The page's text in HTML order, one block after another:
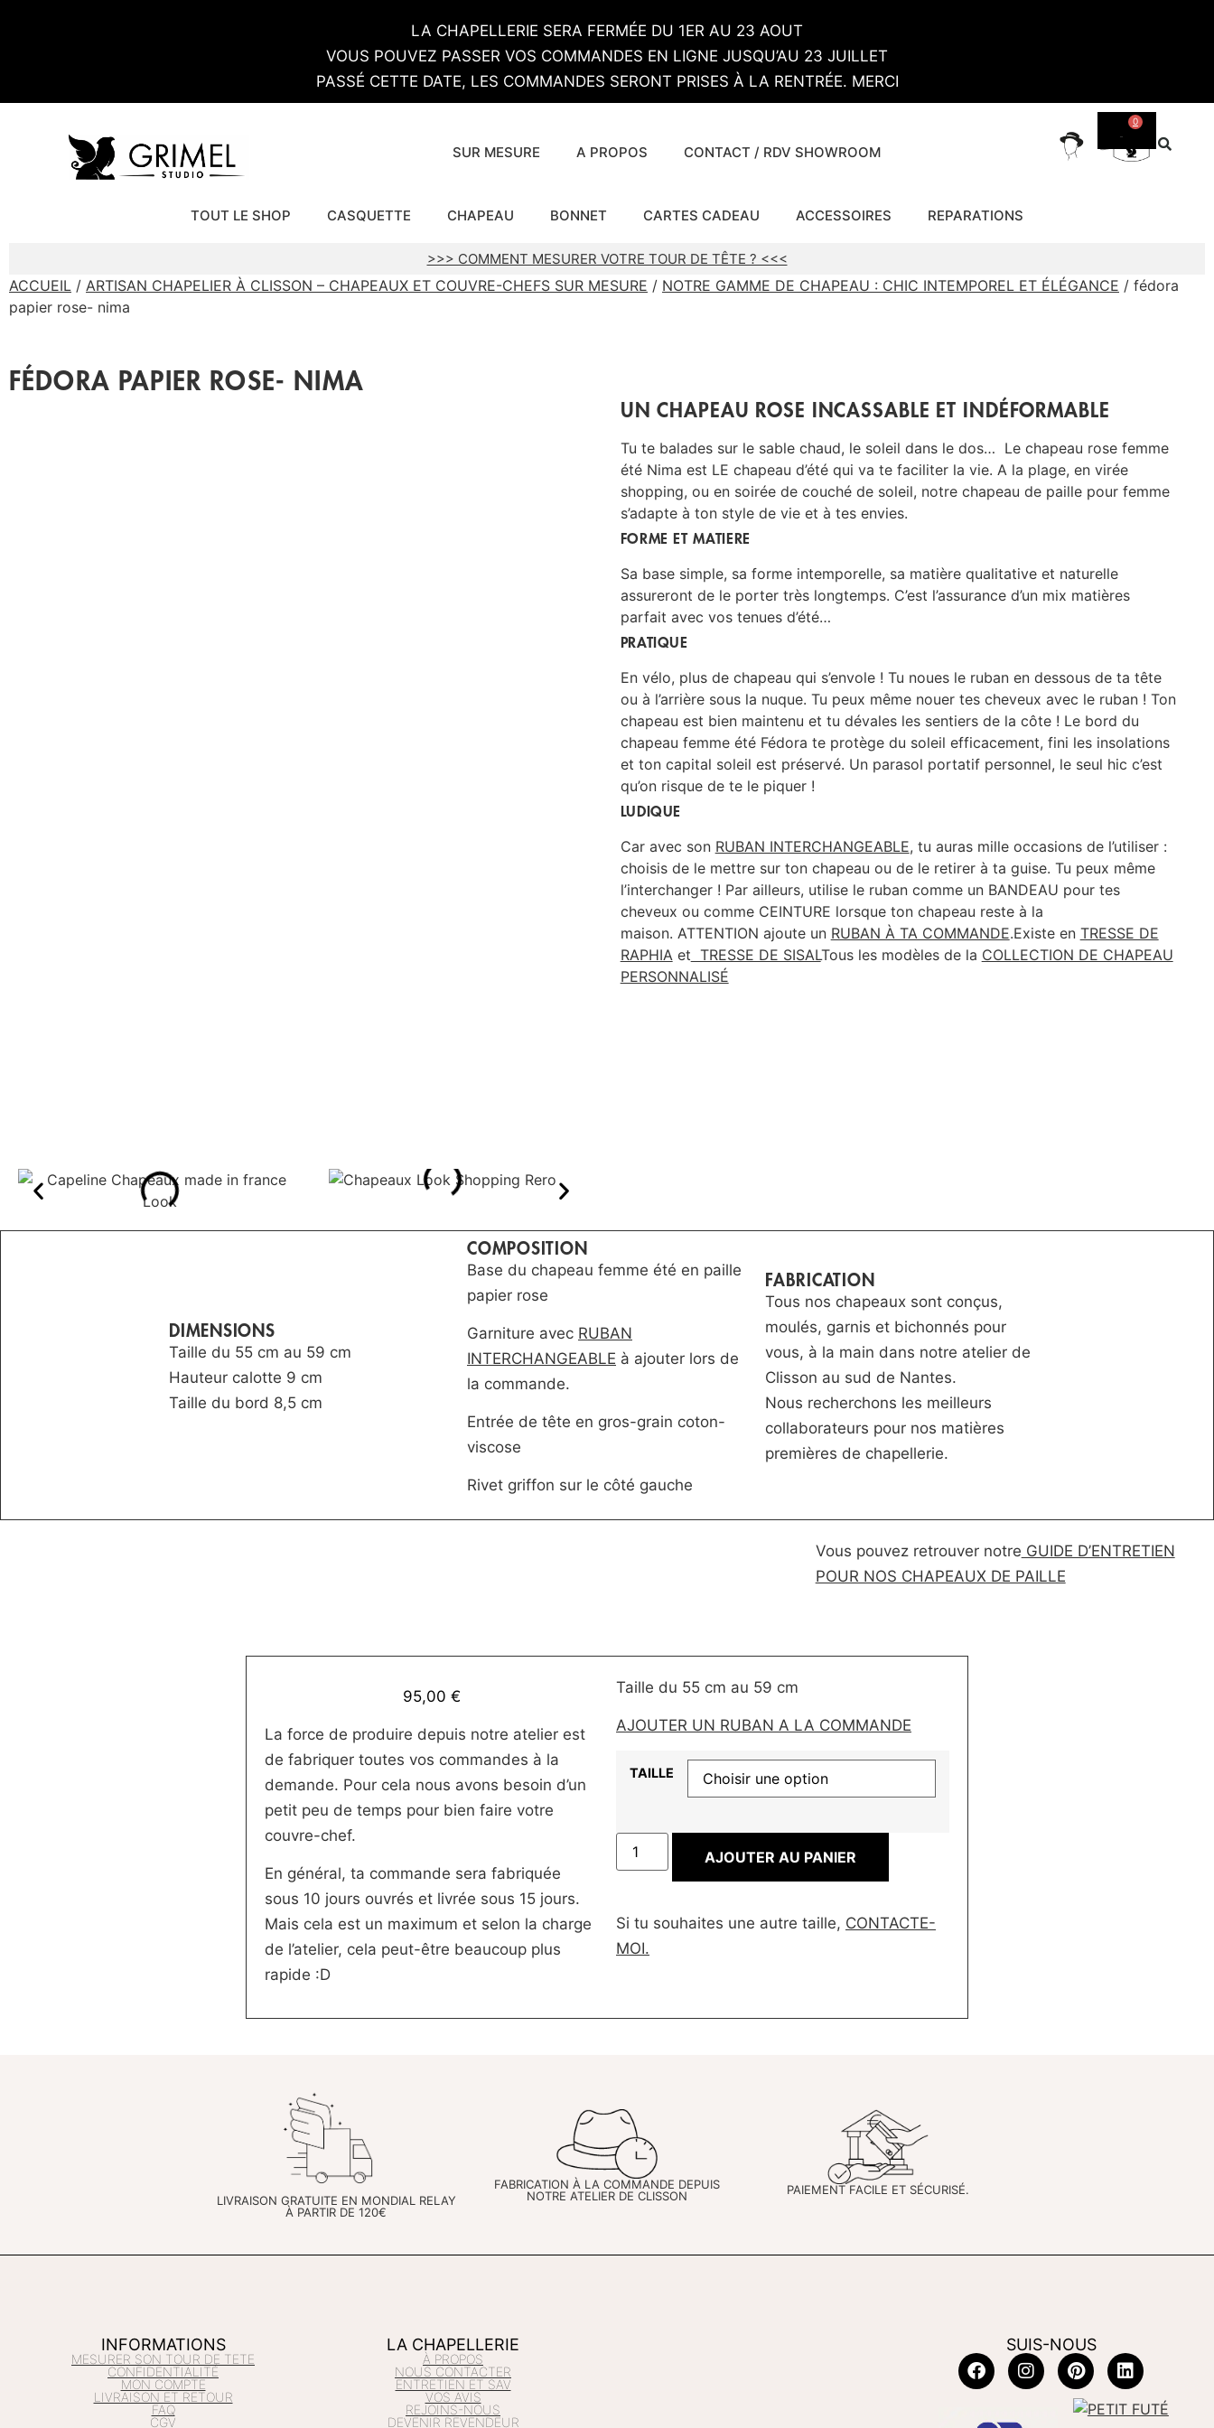
LA CHAPELLERIE SERA FERMÉE DU 1ER AU 23 AOUT
VOUS POUVEZ PASSER VOS COMMANDES EN LIGNE JUSQU’AU 23 JUILLET
PASSÉ CETTE DATE, LES COMMANDES SERONT PRISES À LA RENTRÉE. MERCI
SUR MESURE A PROPOS CONTACT / RDV SHOWROOM
0
TOUT LE SHOP CASQUETTE CHAPEAU BONNET CARTES CADEAU ACCESSOIRES REPARATIONS
>>> COMMENT MESURER VOTRE TOUR DE TÊTE ? <<<
ACCUEIL / ARTISAN CHAPELIER À CLISSON – CHAPEAUX ET COUVRE-CHEFS SUR MESURE / NOTRE GAMME DE CHAPEAU : CHIC INTEMPOREL ET ÉLÉGANCE / fédora
papier rose- nima
FÉDORA PAPIER ROSE- NIMA
UN CHAPEAU ROSE INCASSABLE ET INDÉFORMABLE
Tu te balades sur le sable chaud, le soleil dans le dos… Le chapeau rose femme
été Nima est LE chapeau d’été qui va te faciliter la vie. A la plage, en virée
shopping, ou en soirée de couché de soleil, notre chapeau de paille pour femme
s’adapte à ton style de vie et à tes envies.
FORME ET MATIERE
Sa base simple, sa forme intemporelle, sa matière qualitative et naturelle
assureront de le porter très longtemps. C’est l’assurance d’un mix matières
parfait avec vos tenues d’été…
PRATIQUE
En vélo, plus de chapeau qui s’envole ! Tu nouesle ruban en dessous de ta tête
ou à l’arrière sous la nuque. Tu peux même nouer tes cheveux avec le ruban ! Ton
chapeau est bien maintenu et tu dévales les sentiers de la côte ! Le bord du
chapeau femme été Fédora te protège du soleil efficacement, fini les insolations
et ton capital soleil est préservé. Un parasol portatif personnel, le seul hic c’est
qu’on risque de te le piquer !
LUDIQUE
Car avec son RUBAN INTERCHANGEABLE, tu auras mille occasions de l’utiliser :
choisis de le mettre sur ton chapeau ou de le retirer à ta guise. Tu peux même
l’interchanger ! Par ailleurs, utilise le ruban comme un BANDEAU pour tes
cheveux ou comme CEINTURE lorsque ton chapeau reste à la
maison. ATTENTION ajoute un RUBAN À TA COMMANDE.Existe en TRESSE DE
RAPHIAet TRESSE DE SISALTous les modèles de la COLLECTION DE CHAPEAU
PERSONNALISÉ
DIMENSIONS
Taille du 55 cm au 59 cm
Hauteur calotte 9 cm
Taille du bord 8,5 cm
COMPOSITION
Base du chapeau femme été en paille
papier rose
Garniture avec RUBAN
INTERCHANGEABLE à ajouter lors de
la commande.
Entrée de tête en gros-grain coton-
viscose
Rivet griffon sur le côté gauche
FABRICATION
Tous nos chapeaux sont conçus,
moulés, garnis et bichonnés pour
vous, à la main dans notre atelier de
Clisson au sud de Nantes.
Nous recherchons les meilleurs
collaborateurs pour nos matières
premières de chapellerie.
Vous pouvez retrouver notre GUIDE D’ENTRETIEN
POUR NOS CHAPEAUX DE PAILLE
95,00 €
La force de produire depuis notre atelier est
de fabriquer toutes vos commandes à la
demande. Pour cela nous avons besoin d’un
petit peu de temps pour bien faire votre
couvre-chef.
En général, ta commande sera fabriquée
sous 10 jours ouvrés et livrée sous 15 jours.
Mais cela est un maximum et selon la charge
de l’atelier, cela peut-être beaucoup plus
rapide :D
Taille du 55 cm au 59 cm
AJOUTER UN RUBAN A LA COMMANDE
TAILLE
AJOUTER AU PANIER
Si tu souhaites une autre taille, CONTACTE-
MOI.
LIVRAISON GRATUITE EN MONDIAL RELAY
À PARTIR DE 120€
FABRICATION À LA COMMANDE DEPUIS
NOTRE ATELIER DE CLISSON
PAIEMENT FACILE ET SÉCURISÉ.
INFORMATIONS
MESURER SON TOUR DE TETE
CONFIDENTIALITÉ
MON COMPTE
LIVRAISON ET RETOUR
FAQ
CGV
LA CHAPELLERIE
À PROPOS
NOUS CONTACTER
ENTRETIEN ET SAV
VOS AVIS
REJOINS-NOUS
DEVENIR REVENDEUR
SUIS-NOUS